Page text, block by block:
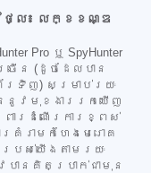
ថ្លៃ៖ លក្ខខណ្ឌ
Pro ឬ SpyHunter
ន (ដូចដែលបាន
ទិញ) សម្រាប់រយៈ
នូវមុខងាររកឃើញ
ារដំណើរការខ្ពស់
រាមកំហែងមេរោគ
បស់យើងតាមរយៈ
បានគិតប្រាក់ជាមុន